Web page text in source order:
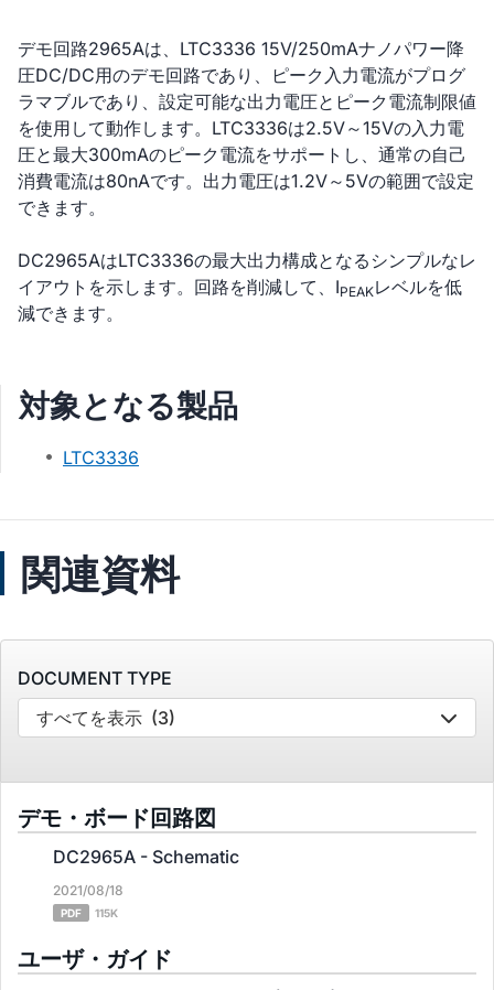
デモ回路2965Aは、LTC3336 15V/250mAナノパワー降
圧DC/DC用のデモ回路であり、ピーク入力電流がプログ
ラマブルであり、設定可能な出力電圧とピーク電流制限値
を使用して動作します。LTC3336は2.5V～15Vの入力電
圧と最大300mAのピーク電流をサポートし、通常の自己
消費電流は80nAです。出力電圧は1.2V～5Vの範囲で設定
できます。
DC2965AはLTC3336の最大出力構成となるシンプルなレ
イアウトを示します。回路を削減して、IPEAKレベルを低
減できます。
対象となる製品
LTC3336
関連資料
DOCUMENT TYPE
すべてを表示 (3)
デモ・ボード回路図
DC2965A - Schematic
2021/08/18
PDF 115K
ユーザ・ガイド